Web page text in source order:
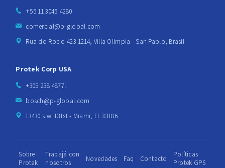
+55 11 3045 4280
comercial@p-global.com
Rua do Rocio 423-1214, Villa Olimpia - San Pablo, Brasil
Protek Corp USA
+305 238 4877l
bosch@p-global.com
13430 s.w. 131st - Miami, FL 33186
Sobre
Protek
Trabajá con
nosotros
Novedades Faq Contacto
Políticas
Protek GPS